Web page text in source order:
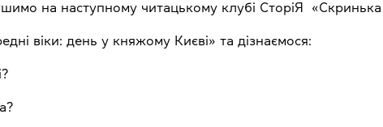
на наступному читацькому клубі СторіЯ «Скринька
віки: день у княжому Києві» та дізнаємося: